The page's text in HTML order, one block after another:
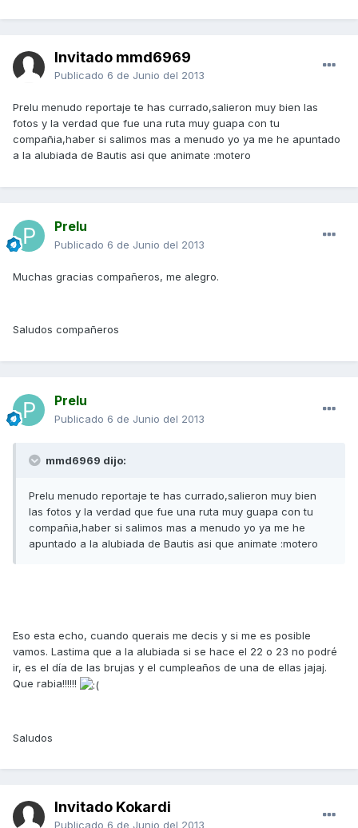
Invitado mmd6969
Publicado 6 de Junio del 2013
Prelu menudo reportaje te has currado,salieron muy bien las
fotos y la verdad que fue una ruta muy guapa con tu
compañia,haber si salimos mas a menudo yo ya me he apuntado
a la alubiada de Bautis asi que animate :motero
Prelu
Publicado 6 de Junio del 2013
Muchas gracias compañeros, me alegro.
Saludos compañeros
Prelu
Publicado 6 de Junio del 2013
mmd6969 dijo:
Prelu menudo reportaje te has currado,salieron muy bien
las fotos y la verdad que fue una ruta muy guapa con tu
compañia,haber si salimos mas a menudo yo ya me he
apuntado a la alubiada de Bautis asi que animate :motero
Eso esta echo, cuando querais me decis y si me es posible
vamos. Lastima que a la alubiada si se hace el 22 o 23 no podré
ir, es el día de las brujas y el cumpleaños de una de ellas jajaj.
Que rabia!!!!!!
Saludos
Invitado Kokardi
Publicado 6 de Junio del 2013